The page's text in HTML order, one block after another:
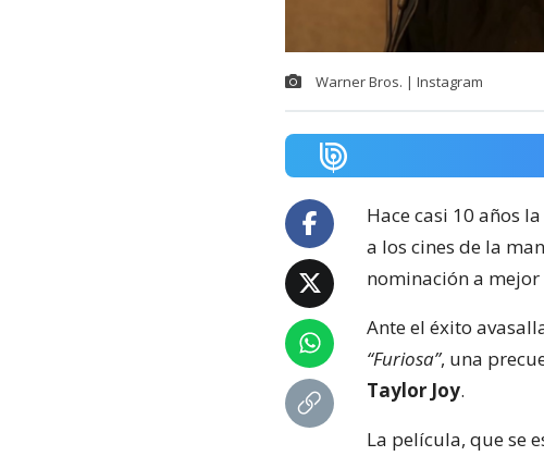
Warner Bros. | Instagram
Hace casi 10 años
a los cines de la
nominación a mejor
Ante el éxito
“Furiosa”, una
Taylor Joy.
La película, que se